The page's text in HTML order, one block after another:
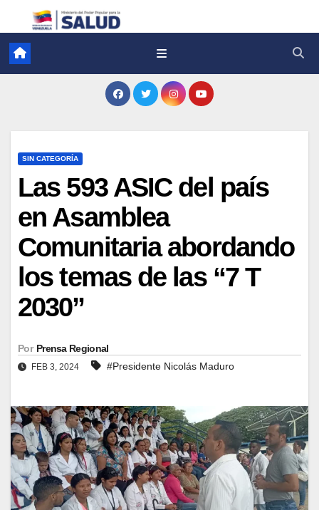
SIN CATEGORÍA
Las 593 ASIC del país
en Asamblea
Comunitaria abordando
los temas de las “7 T
2030”
Por Prensa Regional
FEB 3, 2024 #Presidente Nicolás Maduro